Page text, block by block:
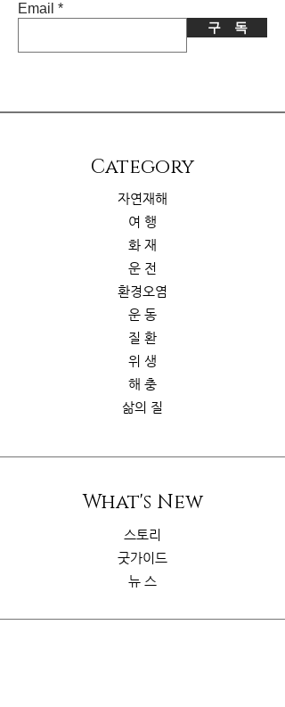
Email
구 독
​Category
자연재해
여 행
화 재
운 전
환경오염
운 동
질 환
위 생
해 충
삶의 질
What's New
스토리
굿가이드
뉴 스